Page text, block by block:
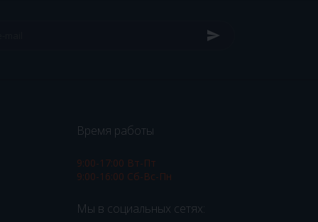
Время работы
9:00-17:00 Вт-Пт
9:00-16:00 Сб-Вс-Пн
Мы в социальных сетях: